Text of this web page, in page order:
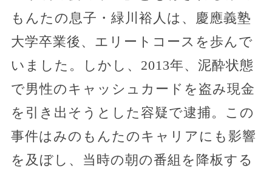
もんたの息子・緑川裕人は、慶應義塾
大学卒業後、エリートコースを歩んで
いました。しかし、2013年、泥酔状態
で男性のキャッシュカードを盗み現金
を引き出そうとした容疑で逮捕。この
事件はみのもんたのキャリアにも影響
を及ぼし、当時の朝の番組を降板する